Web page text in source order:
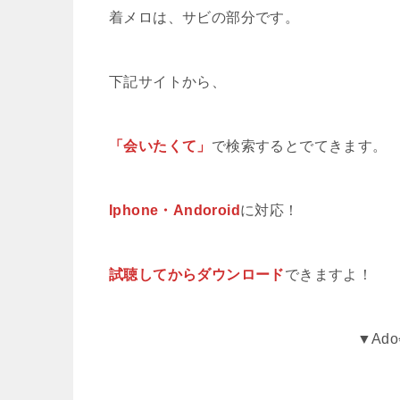
着メロは、サビの部分です。
下記サイトから、
「会いたくて」 で検索するとでてきます。
Iphone・Andoroid に対応！
試聴してからダウンロードできますよ！
▼Ado